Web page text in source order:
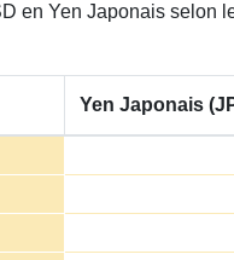
en Yen Japonais selon
Yen Japonais